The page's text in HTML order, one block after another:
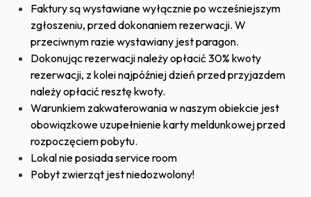
Faktury są wystawiane wyłącznie po wcześniejszym
zgłoszeniu, przed dokonaniem rezerwacji. W
przeciwnym razie wystawiany jest paragon.
Dokonując rezerwacji należy opłacić 30% kwoty
rezerwacji, z kolei najpóźniej dzień przed przyjazdem
należy opłacić resztę kwoty.
Warunkiem zakwaterowania w naszym obiekcie jest
obowiązkowe uzupełnienie karty meldunkowej przed
rozpoczęciem pobytu.
Lokal nie posiada service room
Pobyt zwierząt jest niedozwolony!